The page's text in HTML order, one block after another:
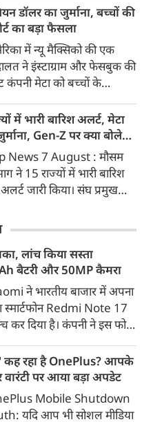
लॉज (अमेंडमेंट) बिल' को
दे दी है, जिसके तहत पेमेंट एंड
सिस्टम्स एक्ट, 2007 में
किया गया है। इस नए विधायी
के बाद से आम लोगों के मन में
सवाल उठ रहा है कि क्या अब
के UPI पेमेंट पर भी
चार्ज (Charge) चुकाना
आइए विस्तार से जानते हैं कि
बिल का सच क्या है और यह
बैंक खातों को कैसे प्रभावित
डॉलर का जुर्माना, बच्चों की
का बड़ा फैसला
में न्यू मैक्सिको की एक
ने इंस्टाग्राम और फेसबुक की
कंपनी मेटा को बच्चों के
में 567 मिलियन डॉलर
करने का आदेश दिया है।
में भारी बारिश अलर्ट, मेटा
Gen-Z पर क्या बोले
News 7 August : मौसम
ने 15 राज्यों में भारी बारिश
जारी किया। संघ प्रमुख
और देशभक्त बताया।
मेरठ एक्सप्रेसवे पर आज से
डाक कांवड़ को एंट्री मिलेगी।
अदालत ने मेटा पर 5400
का जुर्माना लगाया। 7 अगस्त
खबरें :
लांच किया सस्ता
बैटरी और 50MP कैमरा
ने भारतीय बाजार में अपना
स्मार्टफोन Redmi Note 17
कर दिया है। कंपनी ने इस फोन
8,000mAh की बड़ी बैटरी
Snapdragon
के साथ पेश किया है। फोन में
का मेन कैमरा दिया गया है।
कह रहा है OnePlus? आपके
पर आया बड़ा अपडेट
Mobile Shutdown
यदि आप भी सोशल मीडिया